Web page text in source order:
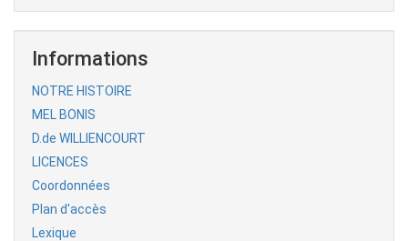
Informations
NOTRE HISTOIRE
MEL BONIS
D.de WILLIENCOURT
LICENCES
Coordonnées
Plan d'accès
Lexique